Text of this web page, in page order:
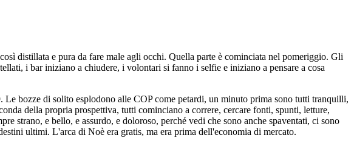
distillata e pura da fare male agli occhi. Quella parte è cominciata nel pomeriggio. Gli
i bar iniziano a chiudere, i volontari si fanno i selfie e iniziano a pensare a cosa
bozze di solito esplodono alle COP come petardi, un minuto prima sono tutti tranquilli,
della propria prospettiva, tutti cominciano a correre, cercare fonti, spunti, letture,
strano, e bello, e assurdo, e doloroso, perché vedi che sono anche spaventati, ci sono
ultimi. L'arca di Noè era gratis, ma era prima dell'economia di mercato.